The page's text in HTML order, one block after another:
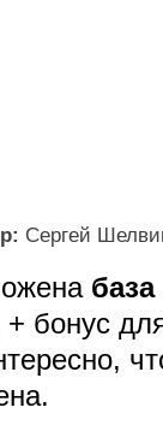
Сергей
бонус